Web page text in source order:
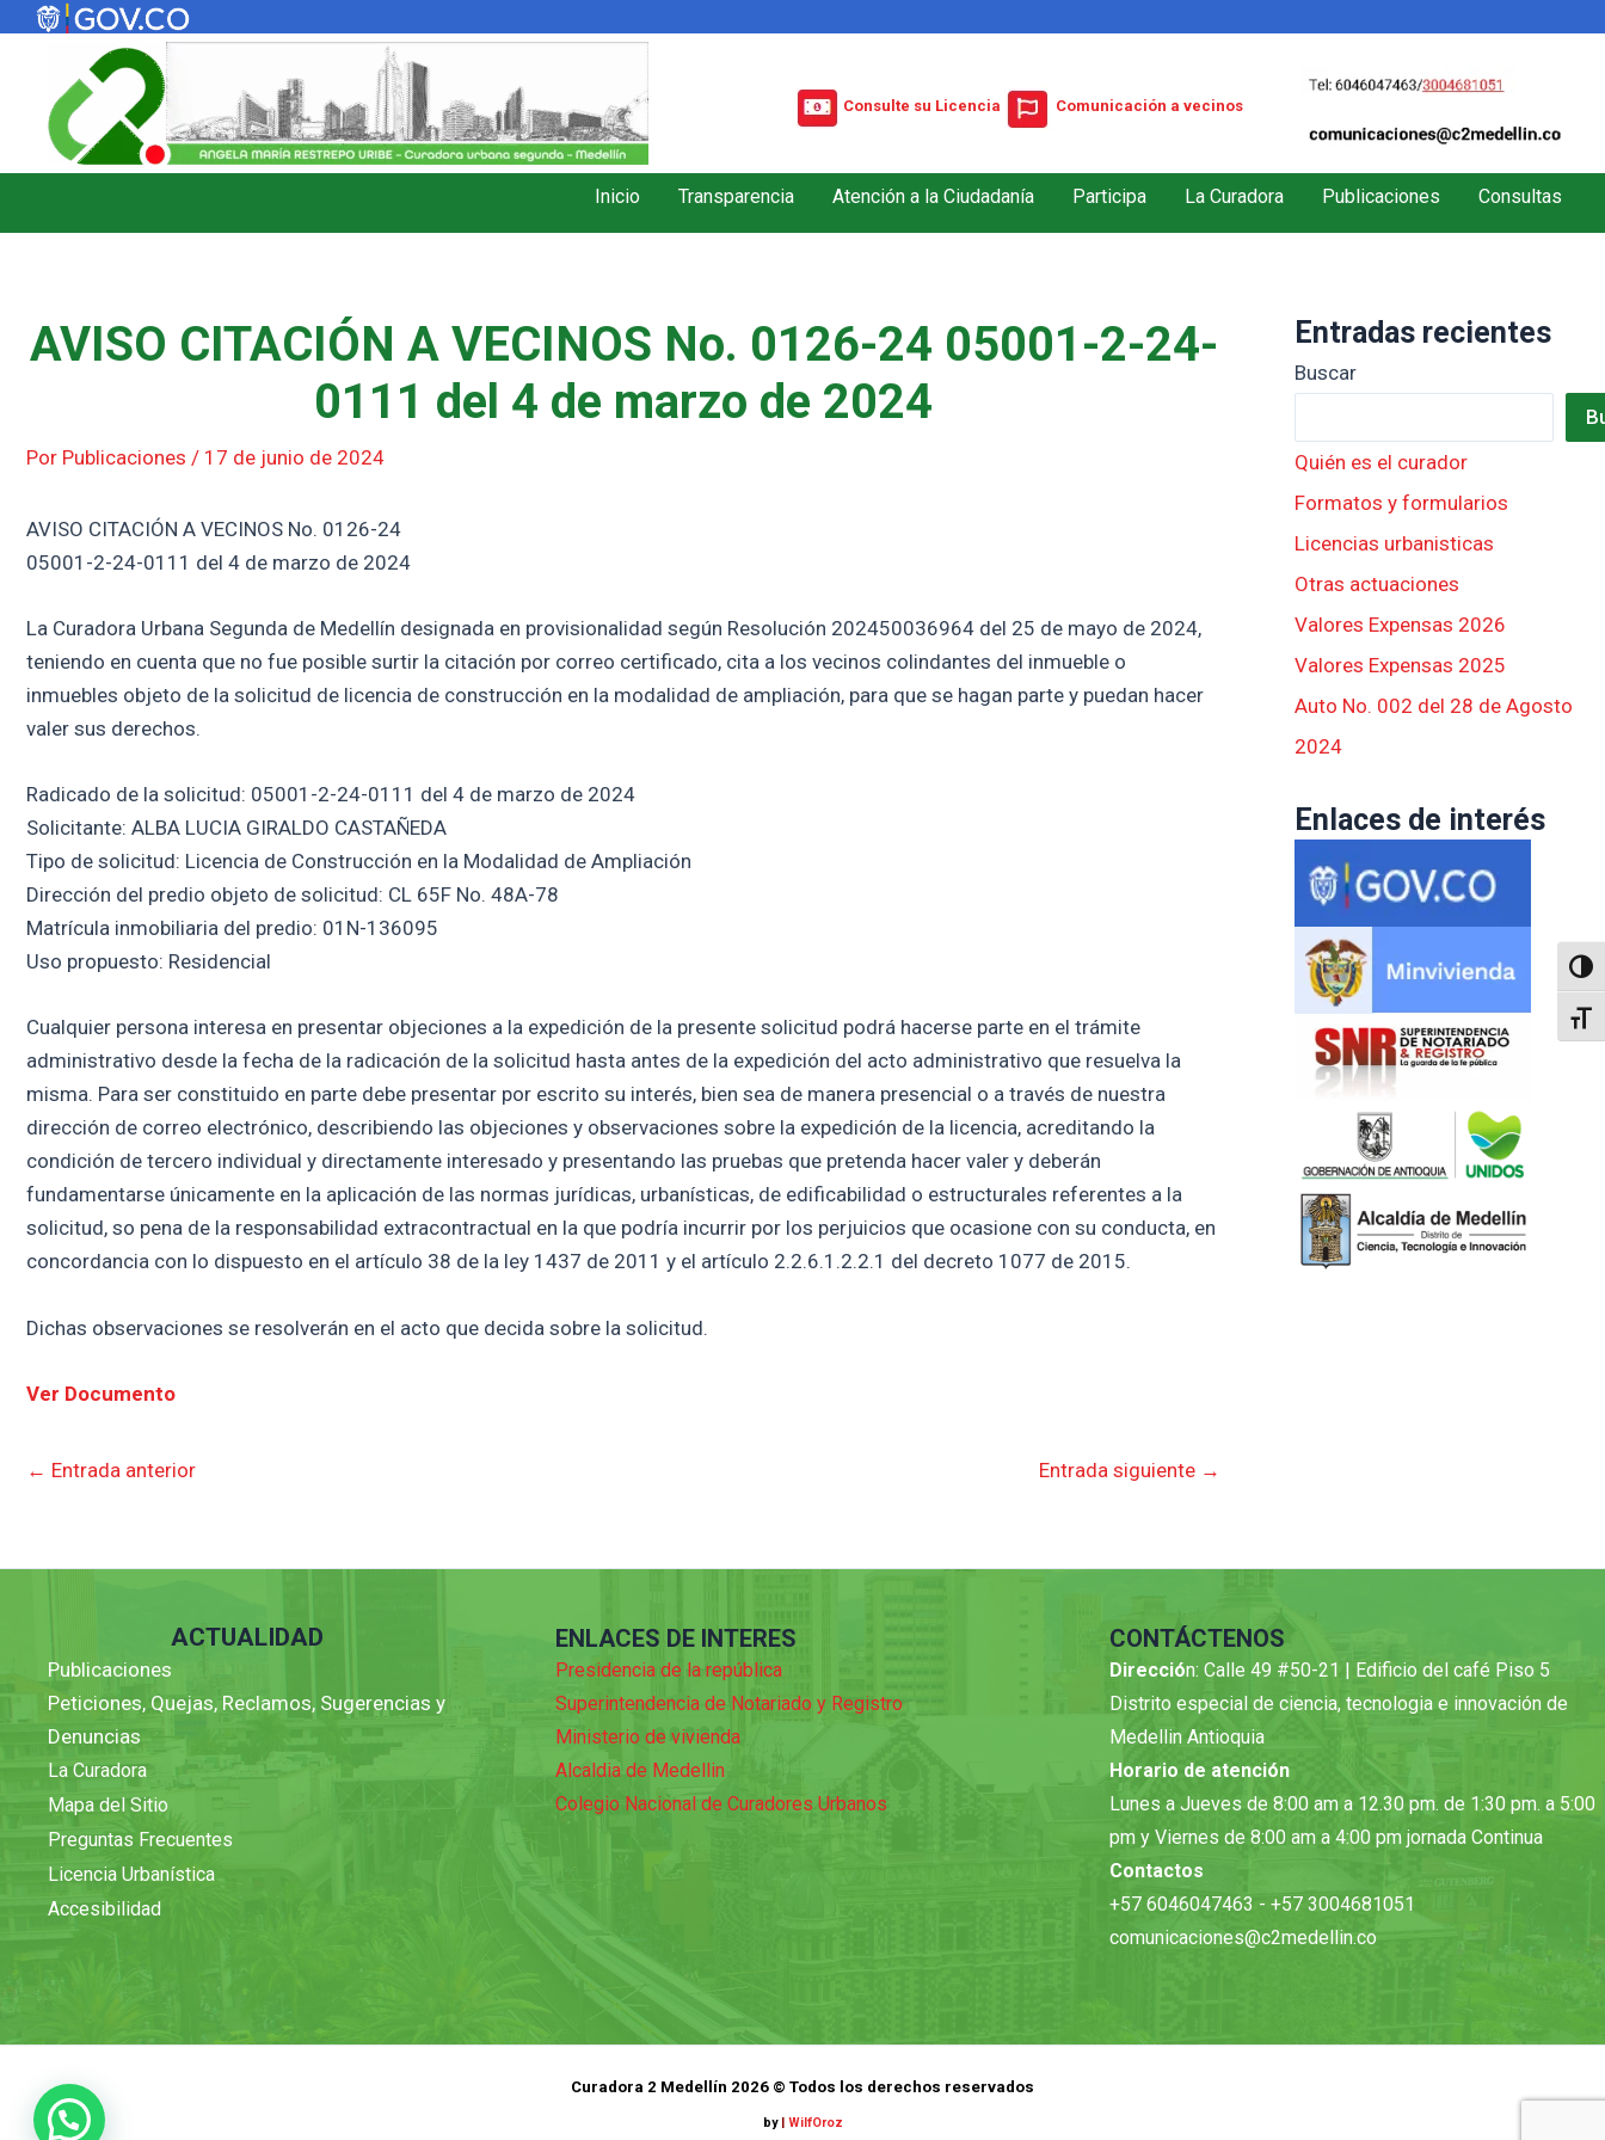
contenido
Consulte su Licencia Comunicación a vecinos
Inicio Transparencia Atención a la Ciudadanía Participa La Curadora Publicaciones Consultas
AVISO CITACIÓN A VECINOS No. 0126-24 05001-2-24-
0111 del 4 de marzo de 2024
Por Publicaciones / 17 de junio de 2024
AVISO CITACIÓN A VECINOS No. 0126-24
05001-2-24-0111 del 4 de marzo de 2024
La Curadora Urbana Segunda de Medellín designada en provisionalidad según Resolución 202450036964 del 25 de mayo de 2024,
teniendo en cuenta que no fue posible surtir la citación por correo certificado, cita a los vecinos colindantes del inmueble o
inmuebles objeto de la solicitud de licencia de construcción en la modalidad de ampliación, para que se hagan parte y puedan hacer
valer sus derechos.
Radicado de la solicitud: 05001-2-24-0111 del 4 de marzo de 2024
Solicitante: ALBA LUCIA GIRALDO CASTAÑEDA
Tipo de solicitud: Licencia de Construcción en la Modalidad de Ampliación
Dirección del predio objeto de solicitud: CL 65F No. 48A-78
Matrícula inmobiliaria del predio: 01N-136095
Uso propuesto: Residencial
Cualquier persona interesa en presentar objeciones a la expedición de la presente solicitud podrá hacerse parte en el trámite
administrativo desde la fecha de la radicación de la solicitud hasta antes de la expedición del acto administrativo que resuelva la
misma. Para ser constituido en parte debe presentar por escrito su interés, bien sea de manera presencial o a través de nuestra
dirección de correo electrónico, describiendo las objeciones y observaciones sobre la expedición de la licencia, acreditando la
condición de tercero individual y directamente interesado y presentando las pruebas que pretenda hacer valer y deberán
fundamentarse únicamente en la aplicación de las normas jurídicas, urbanísticas, de edificabilidad o estructurales referentes a la
solicitud, so pena de la responsabilidad extracontractual en la que podría incurrir por los perjuicios que ocasione con su conducta, en
concordancia con lo dispuesto en el artículo 38 de la ley 1437 de 2011 y el artículo 2.2.6.1.2.2.1 del decreto 1077 de 2015.
Dichas observaciones se resolverán en el acto que decida sobre la solicitud.
Ver Documento
← Entrada anterior Entrada siguiente →
Entradas recientes
Buscar
Quién es el curador
Formatos y formularios
Licencias urbanisticas
Otras actuaciones
Valores Expensas 2026
Valores Expensas 2025
Auto No. 002 del 28 de Agosto
2024
Enlaces de interés
ACTUALIDAD
Publicaciones
Peticiones, Quejas, Reclamos, Sugerencias y
Denuncias
La Curadora
Mapa del Sitio
Preguntas Frecuentes
Licencia Urbanística
Accesibilidad
ENLACES DE INTERES
Presidencia de la república
Superintendencia de Notariado y Registro
Ministerio de vivienda
Alcaldia de Medellin
Colegio Nacional de Curadores Urbanos
CONTÁCTENOS
Dirección: Calle 49 #50-21 | Edificio del café Piso 5
Distrito especial de ciencia, tecnologia e innovación de
Medellin Antioquia
Horario de atención
Lunes a Jueves de 8:00 am a 12.30 pm. de 1:30 pm. a 5:00
pm y Viernes de 8:00 am a 4:00 pm jornada Continua
Contactos
+57 6046047463 - +57 3004681051
comunicaciones@c2medellin.co
Curadora 2 Medellín 2026 © Todos los derechos reservados
by| WilfOroz